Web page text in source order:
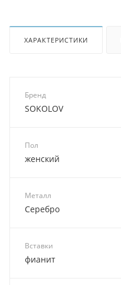
ХАРАКТЕРИСТИКИ
Бренд
SOKOLOV
Пол
женский
Металл
Серебро
Вставки
фианит